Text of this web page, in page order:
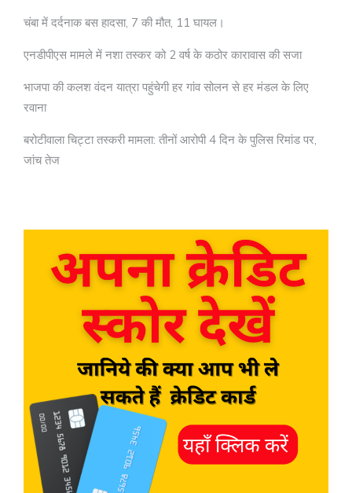
चंबा में दर्दनाक बस हादसा, 7 की मौत, 11 घायल।
एनडीपीएस मामले में नशा तस्कर को 2 वर्ष के कठोर कारावास की सजा
भाजपा की कलश वंदन यात्रा पहुंचेगी हर गांव सोलन से हर मंडल के लिए
रवाना
बरोटीवाला चिट्टा तस्करी मामला: तीनों आरोपी 4 दिन के पुलिस रिमांड पर,
जांच तेज